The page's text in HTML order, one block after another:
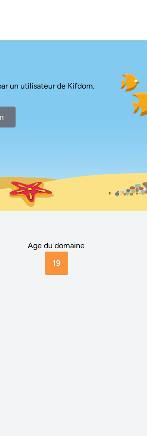
un utilisateur de Kifdom.
Age du domaine
19